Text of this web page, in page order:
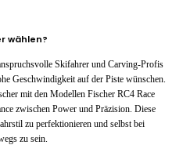
wählen?
Skifahrer und Carving-Profis
Geschwindigkeit auf der Piste wünschen.
mit den Modellen Fischer RC4 Race
zwischen Power und Präzision. Diese
zu perfektionieren und selbst bei
zu sein.